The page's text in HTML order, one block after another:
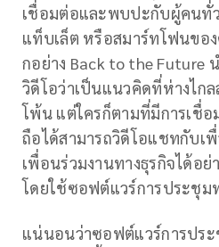
เชื่อมต่อและพบปะกับผู้คนทั่
แท็บเล็ต หรือสมาร์ทโฟนขอ
กอย่าง Back to the Future
วิดีโอว่าเป็นแนวคิดที่ห่างไก
โพ้น แต่ใครก็ตามที่มีการเชื่
ถือได้สามารถวิดีโอแชทกับเ
เพื่อนร่วมงานทางธุรกิจได้อย่
โดยใช้ซอฟต์แวร์การประชุม
แน่นอนว่าซอฟต์แวร์การปร